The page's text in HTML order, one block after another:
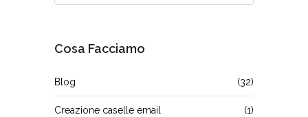
Cosa Facciamo
Blog (32)
Creazione caselle email (1)